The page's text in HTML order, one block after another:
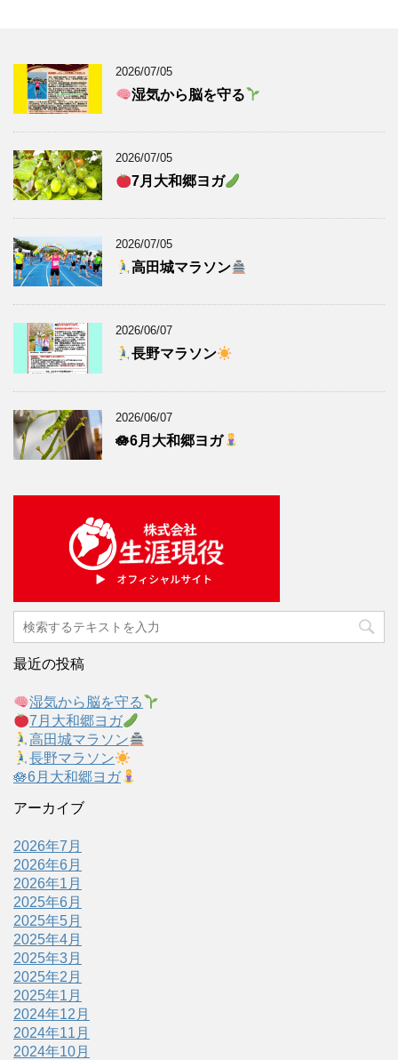
2026/07/05
湿気から脳を守る
2026/07/05
7月大和郷ヨガ
2026/07/05
高田城マラソン
2026/06/07
長野マラソン
2026/06/07
🪷6月大和郷ヨガ
最近の投稿
湿気から脳を守る
7月大和郷ヨガ
高田城マラソン
長野マラソン
🪷6月大和郷ヨガ
アーカイブ
2026年7月
2026年6月
2026年1月
2025年6月
2025年5月
2025年4月
2025年3月
2025年2月
2025年1月
2024年12月
2024年11月
2024年10月